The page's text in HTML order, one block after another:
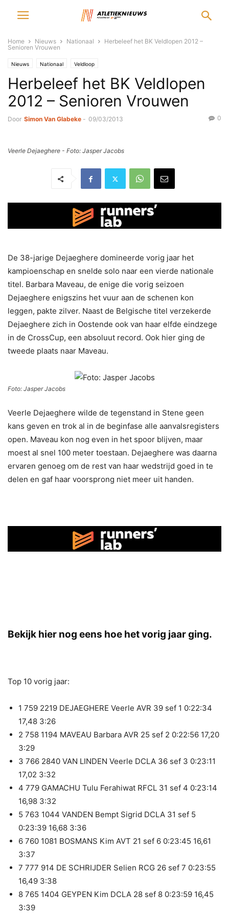
Home Nieuws Nationaal
Herbeleef het BK Veldlopen 2012 –
Senioren Vrouwen
Nieuws Nationaal Veldloop
Herbeleef het BK Veldlopen
2012 – Senioren Vrouwen
Door Simon Van Glabeke - 09/03/2013 0
Veerle Dejaeghere - Foto: Jasper Jacobs
De 38-jarige Dejaeghere domineerde vorig jaar het
kampioenschap en snelde solo naar een vierde nationale
titel. Barbara Maveau, de enige die vorig seizoen
Dejaeghere enigszins het vuur aan de schenen kon
leggen, pakte zilver. Naast de Belgische titel verzekerde
Dejaeghere zich in Oostende ook van haar elfde eindzege
in de CrossCup, een absoluut record. Ook hier ging de
tweede plaats naar Maveau.
Foto: Jasper Jacobs
Veerle Dejaeghere wilde de tegenstand in Stene geen
kans geven en trok al in de beginfase alle aanvalsregisters
open. Maveau kon nog even in het spoor blijven, maar
moest al snel 100 meter toestaan. Dejaeghere was daarna
ervaren genoeg om de rest van haar wedstrijd goed in te
delen en gaf haar voorsprong niet meer uit handen.
Bekijk hier nog eens hoe het vorig jaar ging.
Top 10 vorig jaar:
1 759 2219 DEJAEGHERE Veerle AVR 39 sef 1 0:22:34
17,48 3:26
2 758 1194 MAVEAU Barbara AVR 25 sef 2 0:22:56 17,20
3:29
3 766 2840 VAN LINDEN Veerle DCLA 36 sef 3 0:23:11
17,02 3:32
4 779 GAMACHU Tulu Ferahiwat RFCL 31 sef 4 0:23:14
16,98 3:32
5 763 1044 VANDEN Bempt Sigrid DCLA 31 sef 5
0:23:39 16,68 3:36
6 760 1081 BOSMANS Kim AVT 21 sef 6 0:23:45 16,61
3:37
7 777 914 DE SCHRIJDER Selien RCG 26 sef 7 0:23:55
16,49 3:38
8 765 1404 GEYPEN Kim DCLA 28 sef 8 0:23:59 16,45
3:39